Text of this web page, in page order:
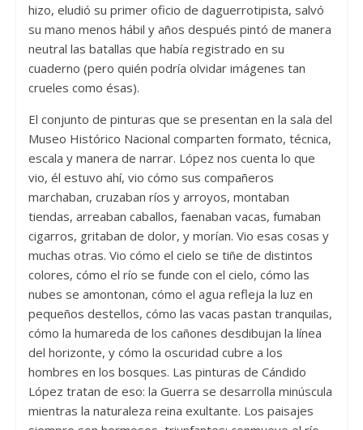
hizo, eludió su primer oficio de daguerrotipista, salvó
su mano menos hábil y años después pintó de manera
neutral las batallas que había registrado en su
cuaderno (pero quién podría olvidar imágenes tan
crueles como ésas).
El conjunto de pinturas que se presentan en la sala del
Museo Histórico Nacional comparten formato, técnica,
escala y manera de narrar. López nos cuenta lo que
vio, él estuvo ahí, vio cómo sus compañeros
marchaban, cruzaban ríos y arroyos, montaban
tiendas, arreaban caballos, faenaban vacas, fumaban
cigarros, gritaban de dolor, y morían. Vio esas cosas y
muchas otras. Vio cómo el cielo se tiñe de distintos
colores, cómo el río se funde con el cielo, cómo las
nubes se amontonan, cómo el agua refleja la luz en
pequeños destellos, cómo las vacas pastan tranquilas,
cómo la humareda de los cañones desdibujan la línea
del horizonte, y cómo la oscuridad cubre a los
hombres en los bosques. Las pinturas de Cándido
López tratan de eso: la Guerra se desarrolla minúscula
mientras la naturaleza reina exultante. Los paisajes